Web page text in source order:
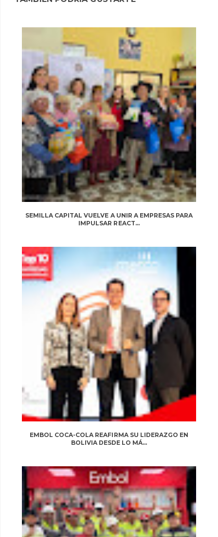
SEMILLA CAPITAL VUELVE A UNIR A EMPRESAS PARA
IMPULSAR REACT...
EMBOL COCA-COLA REAFIRMA SU LIDERAZGO EN
BOLIVIA DESDE LO MÁ...